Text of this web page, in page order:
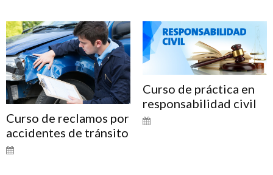
Curso de reclamos por
accidentes de tránsito
Curso de práctica en
responsabilidad civil